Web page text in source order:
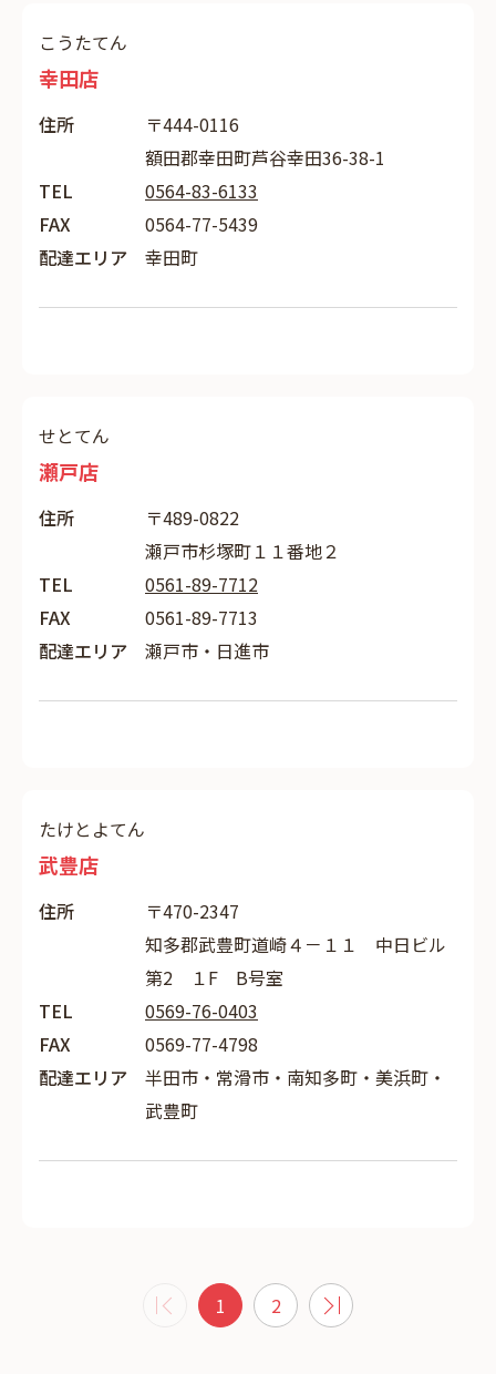
こうたてん
幸田店
住所
〒444-0116
額田郡幸田町芦谷幸田36-38-1
TEL
0564-83-6133
FAX
0564-77-5439
配達エリア
幸田町
せとてん
瀬戸店
住所
〒489-0822
瀬戸市杉塚町１１番地２
TEL
0561-89-7712
FAX
0561-89-7713
配達エリア
瀬戸市・日進市
たけとよてん
武豊店
住所
〒470-2347
知多郡武豊町道崎４－１１ 中日ビル
第2 １F B号室
TEL
0569-76-0403
FAX
0569-77-4798
配達エリア
半田市・常滑市・南知多町・美浜町・
武豊町
1 2